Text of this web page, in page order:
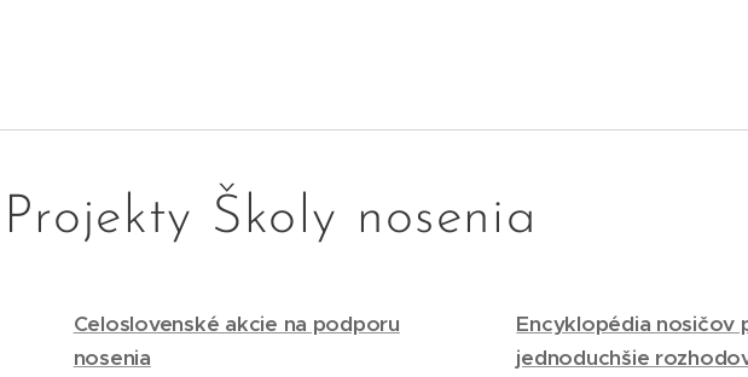
Projekty Školy nosenia
Celoslovenské akcie na podporu
nosenia
Encyklopédia nosičov
jednoduchšie